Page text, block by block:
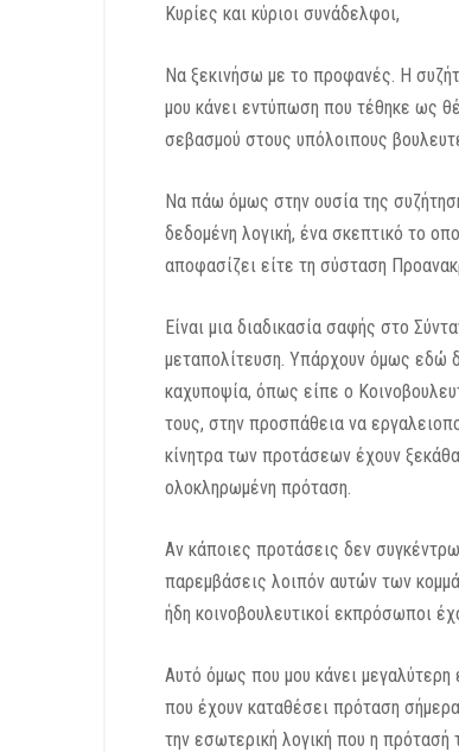
Κυρίες και κύριοι συνάδελφοι,
Να ξεκινήσω με το προφανές. Η
μου κάνει εντύπωση που τέθηκε ως
σεβασμού στους υπόλοιπους
Να πάω όμως στην ουσία της
δεδομένη λογική, ένα σκεπτικό το
αποφασίζει είτε τη σύσταση
Είναι μια διαδικασία σαφής στο
μεταπολίτευση. Υπάρχουν όμως εδώ
καχυποψία, όπως είπε ο
τους, στην προσπάθεια να
κίνητρα των προτάσεων έχουν
ολοκληρωμένη πρόταση.
Αν κάποιες προτάσεις δεν
παρεμβάσεις λοιπόν αυτών των
ήδη κοινοβουλευτικοί εκπρόσωποι
Αυτό όμως που μου κάνει μεγαλύτερη
που έχουν καταθέσει πρόταση
την εσωτερική λογική που η